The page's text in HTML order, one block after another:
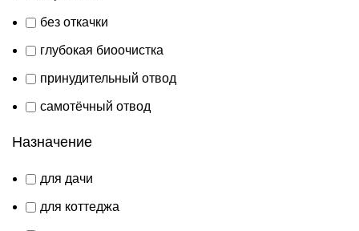
без откачки
глубокая биоочистка
принудительный отвод
самотёчный отвод
Назначение
для дачи
для коттеджа